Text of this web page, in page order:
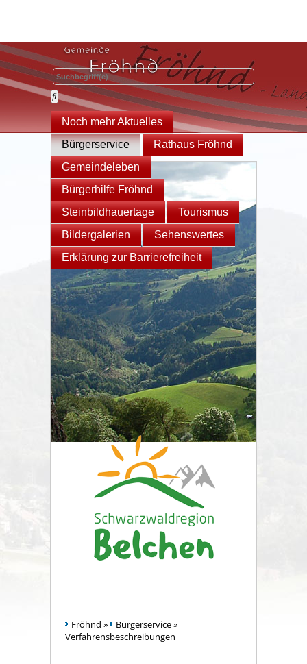
Noch mehr Aktuelles
Bürgerservice
Rathaus Fröhnd
Gemeindeleben
Bürgerhilfe Fröhnd
Steinbildhauertage
Tourismus
Bildergalerien
Sehenswertes
Erklärung zur Barrierefreiheit
Fröhnd » Bürgerservice»
Verfahrensbeschreibungen